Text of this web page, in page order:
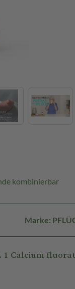
kombinierbar
Marke:
Calcium